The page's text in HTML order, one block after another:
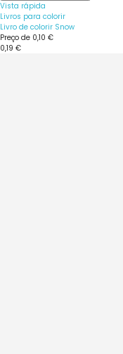
Vista rápida
Livros para colorir
Livro de colorir Snow
Preço de 0,10 €
0,19 €